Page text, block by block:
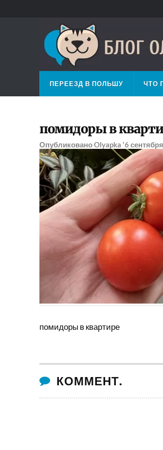
ПЕРЕЕЗД В ПОЛЬШУ ЧТО
помидоры в
ОпубликованоOlyapka '6
помидоры в квартире
КОММЕНТ.